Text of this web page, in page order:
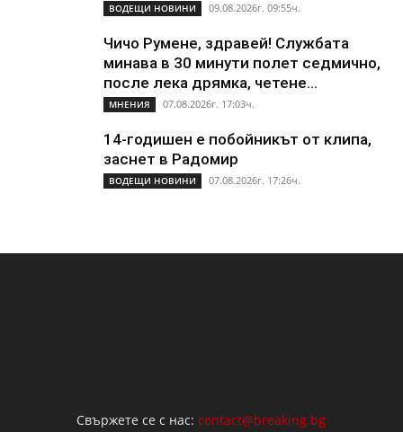
ВОДЕЩИ НОВИНИ 09.08.2026г. 09:55ч.
Чичо Румене, здравей! Службата
минава в 30 минути полет седмично,
после лека дрямка, четене...
МНЕНИЯ 07.08.2026г. 17:03ч.
14-годишен е побойникът от клипа,
заснет в Радомир
ВОДЕЩИ НОВИНИ 07.08.2026г. 17:26ч.
Свържете се с нас:contact@breaking.bg